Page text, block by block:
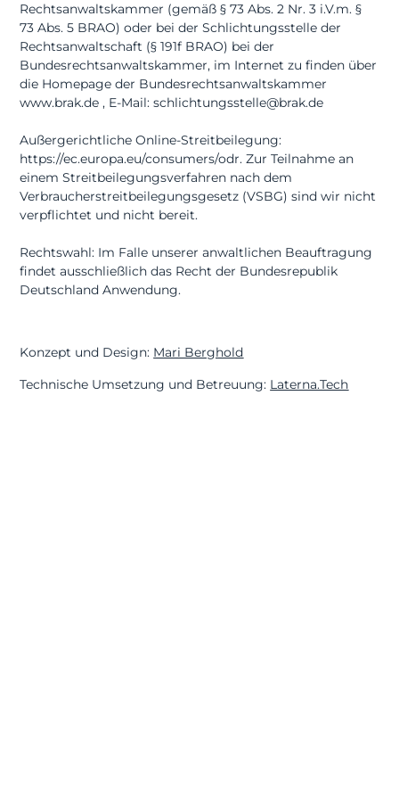
Rechtsanwaltskammer (gemäß § 73 Abs. 2 Nr. 3 i.V.m. §
73 Abs. 5 BRAO) oder bei der Schlichtungsstelle der
Rechtsanwaltschaft (§ 191f BRAO) bei der
Bundesrechtsanwaltskammer, im Internet zu finden über
die Homepage der Bundesrechtsanwaltskammer
www.brak.de , E-Mail: schlichtungsstelle@brak.de
Außergerichtliche Online-Streitbeilegung:
https://ec.europa.eu/consumers/odr. Zur Teilnahme an
einem Streitbeilegungsverfahren nach dem
Verbraucherstreit­beilegungsgesetz (VSBG) sind wir nicht
verpflichtet und nicht bereit.
Rechtswahl: Im Falle unserer anwaltlichen Beauftragung
findet ausschließlich das Recht der Bundesrepublik
Deutschland Anwendung.
Konzept und Design: Mari Berghold
Technische Umsetzung und Betreuung: Laterna.Tech